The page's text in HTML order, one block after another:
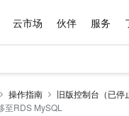
云市场 伙伴 服务
操作指南 旧版控制台（已停
至RDS MySQL
型位 NEW
AI 特惠
价格计
自助选配和
数据与
成为产品
企业增值
最佳实践